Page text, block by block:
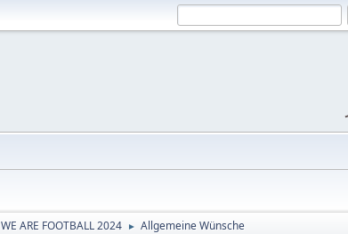
WE ARE FOOTBALL 2024 ► Allgemeine Wünsche